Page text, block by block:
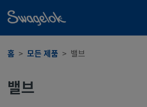
홈 모든 제품 밸브
밸브